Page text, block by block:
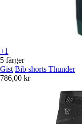
+1
5 färger
Gist Bib shorts Thunder
786,00 kr